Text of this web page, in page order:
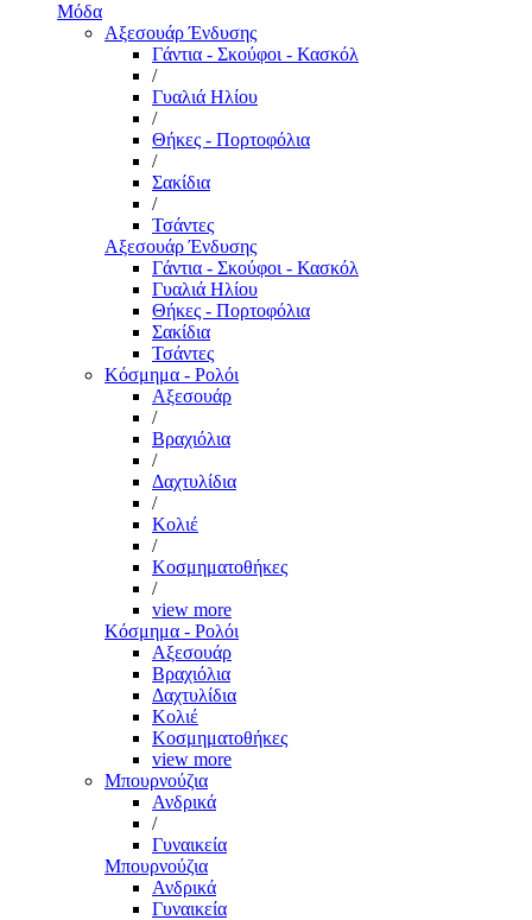
Μόδα
Αξεσουάρ Ένδυσης
Γάντια - Σκούφοι - Κασκόλ
/
Γυαλιά Ηλίου
/
Θήκες - Πορτοφόλια
/
Σακίδια
/
Τσάντες
Αξεσουάρ Ένδυσης
Γάντια - Σκούφοι - Κασκόλ
Γυαλιά Ηλίου
Θήκες - Πορτοφόλια
Σακίδια
Τσάντες
Κόσμημα - Ρολόι
Αξεσουάρ
/
Βραχιόλια
/
Δαχτυλίδια
/
Κολιέ
/
Κοσμηματοθήκες
/
view more
Κόσμημα - Ρολόι
Αξεσουάρ
Βραχιόλια
Δαχτυλίδια
Κολιέ
Κοσμηματοθήκες
view more
Μπουρνούζια
Ανδρικά
/
Γυναικεία
Μπουρνούζια
Ανδρικά
Γυναικεία